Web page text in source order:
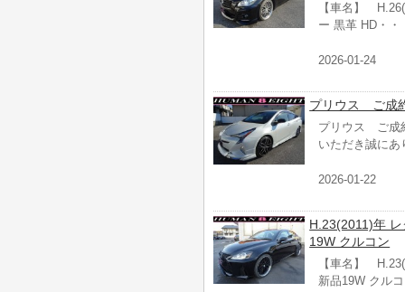
【車名】
ー 黒革 HD・・
2026-01-24
プリウス ご成
プリウス ご成
いただき誠に
2026-01-22
H.23(2011)年
19W クルコン
【車名】
新品19W クル